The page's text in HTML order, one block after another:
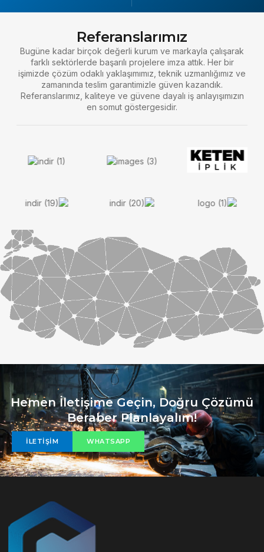
Referanslarımız
Bugüne kadar birçok değerli kurum ve markayla çalışarak
farklı sektörlerde başarılı projelere imza attık. Her bir
işimizde çözüm odaklı yaklaşımımız, teknik uzmanlığımız ve
zamanında teslim garantimizle güven kazandık.
Referanslarımız, kaliteye ve güvene dayalı iş anlayışımızın
en somut göstergesidir.
Hemen İletişime Geçin, Doğru Çözümü
Beraber Planlayalım!
İLETIŞIM WHATSAPP